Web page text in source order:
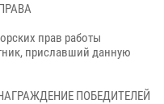
прав работы
приславший данную
ПОБЕДИТЕЛЕЙ